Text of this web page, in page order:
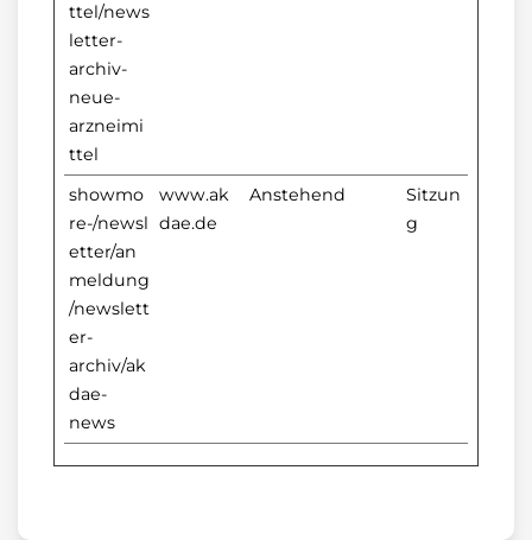
ttel/news
letter-
archiv-
neue-
arzneimi
ttel
showmo
re-/newsl
etter/an
meldung
/newslett
er-
archiv/ak
dae-
news
www.ak
dae.de
Anstehend
Sitzun
g